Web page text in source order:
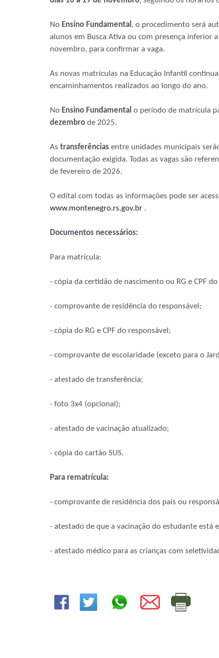
No Ensino Fundamental , o procedimento será
alunos em Busca Ativa ou com presença inferior
novembro, para confirmar a vaga.
As novas matrículas na Educação Infantil
encaminhamentos realizados ao longo do ano.
No Ensino Fundamental o período de matrícula
dezembro de 2025.
As transferências entre unidades municipais
documentação exigida. Todas as vagas são
de fevereiro de 2026.
O edital com todas as informações pode ser
www.montenegro.rs.gov.br .
Documentos necessários:
Para matrícula:
- cópia da certidão de nascimento ou RG e CPF
- comprovante de residência do responsável;
- cópia do RG e CPF do responsável;
- comprovante de escolaridade (exceto para o
- atestado de transferência;
- foto 3x4 (opcional);
- atestado de vacinação atualizado;
- cópia do cartão SUS.
Para rematrícula:
- comprovante de residência dos pais ou
- atestado de que a vacinação do estudante está
- atestado médico para as crianças com